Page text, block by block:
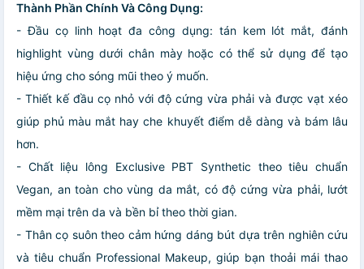
Thành Phần Chính Và Công Dụng:
- Đầu cọ linh hoạt đa công dụng: tán kem lót mắt, đánh
highlight vùng dưới chân mày hoặc có thể sử dụng để tạo
hiệu ứng cho sóng mũi theo ý muốn.
- Thiết kế đầu cọ nhỏ với độ cứng vừa phải và được vạt xéo
giúp phủ màu mắt hay che khuyết điểm dễ dàng và bám lâu
hơn.
- Chất liệu lông Exclusive PBT Synthetic theo tiêu chuẩn
Vegan, an toàn cho vùng da mắt, có độ cứng vừa phải, lướt
mềm mại trên da và bền bỉ theo thời gian.
- Thân cọ suôn theo cảm hứng dáng bút dựa trên nghiên cứu
và tiêu chuẩn Professional Makeup, giúp bạn thoải mái thao